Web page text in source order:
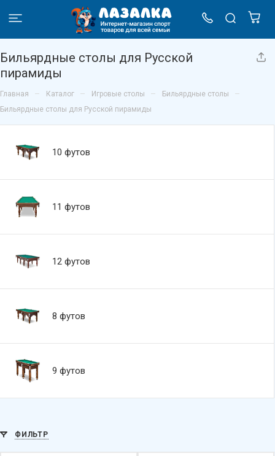
Бильярдные столы для Русской
пирамиды
Главная – Каталог – Игровые столы – Бильярдные столы –
Бильярдные столы для Русской пирамиды
10 футов
11 футов
12 футов
8 футов
9 футов
ФИЛЬТР